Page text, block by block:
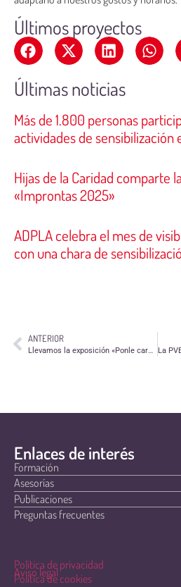
Últimos proyectos
Últimas noticias
Más de 1.800 personas
actividades de sensibilización
Hijas de la Caridad comparte
«Improntas 2025»
ADPLA celebra el mes de
con una chara de
ANTERIOR
Llevamos la exposición «Ponle cara al voluntariado» en Barbastro a Zagalandia
Enlaces de interés
Formación
Asesorías
Publicaciones
Preguntas frecuentes
Política de privacidad
Aviso legal
Política de cookies